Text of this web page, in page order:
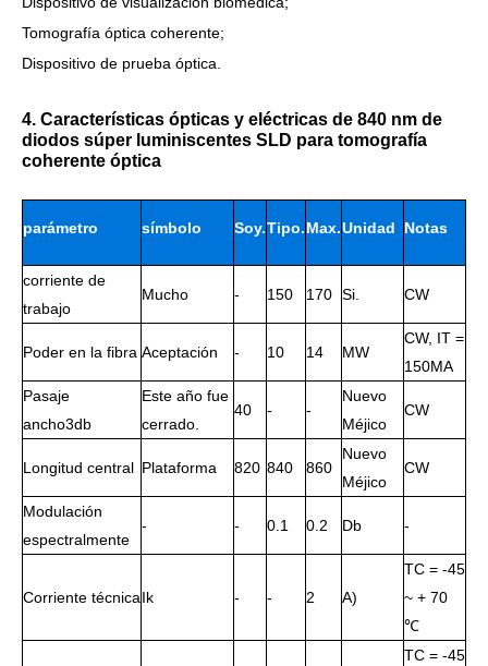
Tomografía óptica coherente;
Dispositivo de prueba óptica.
4. Características ópticas y eléctricas de 840 nm de
diodos súper luminiscentes SLD para tomografía
coherente óptica
parámetro símbolo Soy.Tipo.Max.Unidad Notas
corriente de
trabajo
Mucho - 150 170 Si. CW
Poder en la fibra Aceptación - 10 14 MW
CW, IT =
150MA
Pasaje
ancho3db
Este año fue
cerrado.
40 - -
Nuevo
Méjico
CW
Longitud central Plataforma 820 840 860
Nuevo
Méjico
CW
Modulación
espectralmente
- - 0.1 0.2 Db -
Corriente técnicaIk - - 2 A)
TC = -45
~ + 70
℃
TC = -45